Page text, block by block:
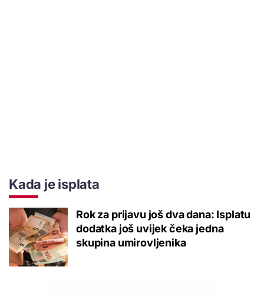
Kada je isplata
Rok za prijavu još dva dana: Isplatu
dodatka još uvijek čeka jedna
skupina umirovljenika